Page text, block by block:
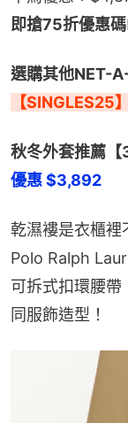
即搶75折優惠碼
選購其他NET-A-
【SINGLES25】
秋冬外套推薦【3
優惠 $3,892
乾濕褸是衣櫃裡
Polo Ralph
可拆式扣環腰帶
同服飾造型！